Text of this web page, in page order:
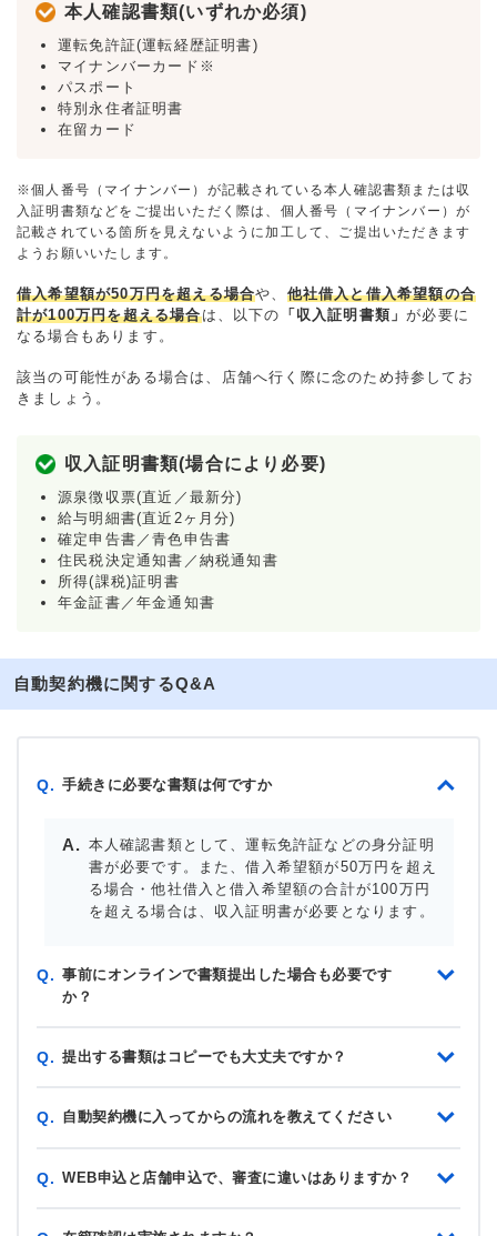
本人確認書類(いずれか必須)
運転免許証(運転経歴証明書)
マイナンバーカード※
パスポート
特別永住者証明書
在留カード
※個人番号（マイナンバー）が記載されている本人確認書類または収
入証明書類などをご提出いただく際は、個人番号（マイナンバー）が
記載されている箇所を見えないように加工して、ご提出いただきます
ようお願いいたします。
借入希望額が50万円を超える場合や、 他社借入と借入希望額の合
計が100万円を超える場合は、以下の 「収入証明書類」が必要に
なる場合もあります。
該当の可能性がある場合は、店舗へ行く際に念のため持参してお
きましょう。
収入証明書類(場合により必要)
源泉徴収票(直近／最新分)
給与明細書(直近2ヶ月分)
確定申告書／青色申告書
住民税決定通知書／納税通知書
所得(課税)証明書
年金証書／年金通知書
自動契約機に関するQ&A
Q. 手続きに必要な書類は何ですか
本人確認書類として、運転免許証などの身分証明
書が必要です。また、借入希望額が50万円を超え
る場合・他社借入と借入希望額の合計が100万円
を超える場合は、収入証明書が必要となります。
Q. 事前にオンラインで書類提出した場合も必要です
か？
Q. 提出する書類はコピーでも大丈夫ですか？
Q. 自動契約機に入ってからの流れを教えてください
Q. WEB申込と店舗申込で、審査に違いはありますか？